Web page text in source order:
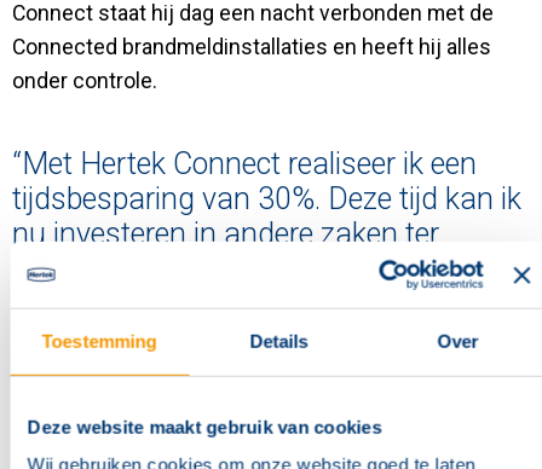
Toestemming Details Over
Deze website maakt gebruik van cookies
Wij gebruiken cookies om onze website goed te laten
Connect staat hij dag een nacht verbonden met de
Connected brandmeldinstallaties en heeft hij alles
onder controle.
“Met Hertek Connect realiseer ik een
tijdsbesparing van 30%. Deze tijd kan ik
nu investeren in andere zaken ter
verbetering van de veiligheid van mijn
klanten. Hertek Connect sluit helemaal
aan op deze tijd, waarbij de bediening
op afstand mijn dagelijkse
Marc Tellers; Technisch specialist, Parkstad Support